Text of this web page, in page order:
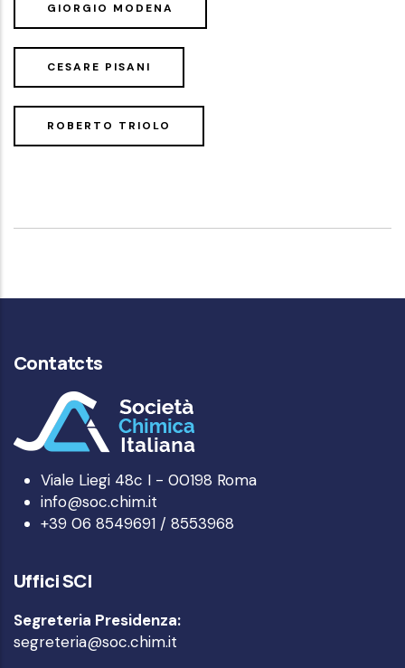
GIORGIO MODENA
CESARE PISANI
ROBERTO TRIOLO
Contatcts
Viale Liegi 48c I - 00198 Roma
info@soc.chim.it
+39 06 8549691 / 8553968
Uffici SCI
Segreteria Presidenza:
segreteria@soc.chim.it